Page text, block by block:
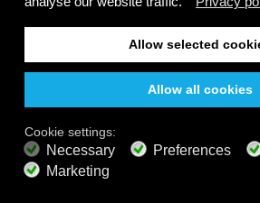
無料
200以上のチャンネル 終わりの
無料で聴く
800以上の音楽チャンネル
広
サウンドスケープミキサー
拡
Windows macOS Android iOS
Apple TV 4
Roku